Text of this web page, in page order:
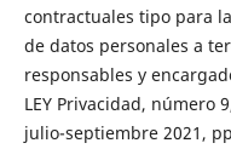
contractuales tipo para
de datos personales a
responsables y
LEY Privacidad, número
julio-septiembre 2021,